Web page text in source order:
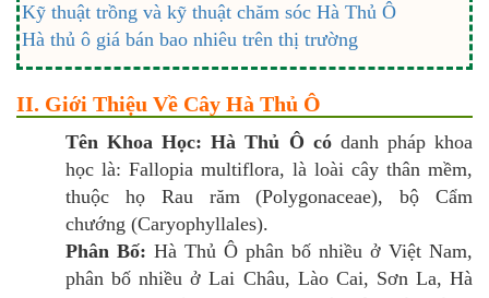
Kỹ thuật trồng và kỹ thuật chăm sóc Hà Thủ Ô
Hà thủ ô giá bán bao nhiêu trên thị trường
II. Giới Thiệu Về Cây Hà Thủ Ô
Tên Khoa Học:Hà Thủ Ô có danh pháp khoa
học là: Fallopia multiflora, là loài cây thân mềm,
thuộc họ Rau răm (Polygonaceae), bộ Cẩm
chướng (Caryophyllales).
Phân Bố: Hà Thủ Ô phân bố nhiều ở Việt Nam,
phân bố nhiều ở Lai Châu, Lào Cai, Sơn La, Hà